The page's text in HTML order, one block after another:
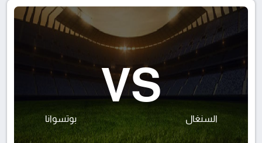
السنغال
VS
بوتسوانا